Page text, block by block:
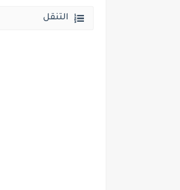
التنقل